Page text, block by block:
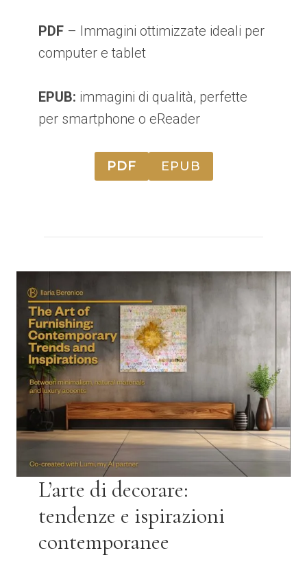
PDF – Immagini ottimizzate ideali per
computer e tablet
EPUB: immagini di qualità, perfette
per smartphone o eReader
PDF EPUB
L’arte di decorare:
tendenze e ispirazioni
contemporanee